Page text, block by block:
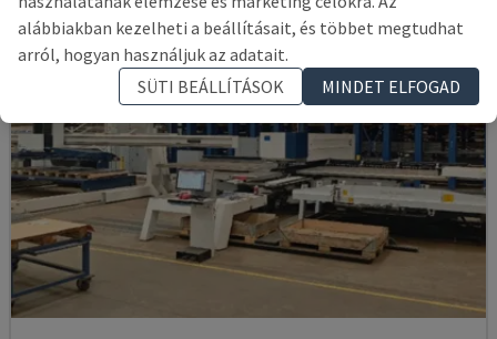
alábbiakban kezelheti a beállításait, és többet megtudhat
arról, hogyan használjuk az adatait.
SÜTI BEÁLLÍTÁSOK
MINDET ELFOGAD